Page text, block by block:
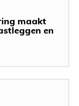
maakt
en